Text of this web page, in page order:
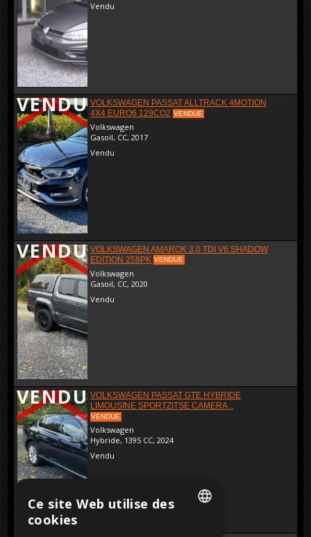
Vendu
VENDU VOLKSWAGEN PASSAT ALLTRACK 4MOTION
4X4 EURO6 129CO2 VENDUE
Volkswagen
Gasoil, CC, 2017
Vendu
VENDU VOLKSWAGEN AMAROK 3.0 TDI V6 SHADOW
EDITION 258PK VENDUE
Volkswagen
Gasoil, CC, 2020
Vendu
VENDU VOLKSWAGEN PASSAT GTE HYBRIDE
LIMOUSINE SPORTZITSE CAMERA ..
VENDUE
Volkswagen
Hybride, 1395 CC, 2024
Vendu
Ce site Web utilise des
cookies